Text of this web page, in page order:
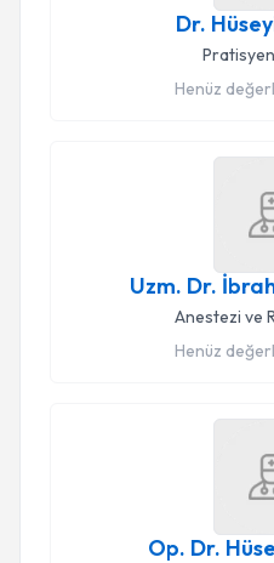
Dr.
Henüz
Uzm. Dr.
Anestezi ve
Henüz
Op. Dr.